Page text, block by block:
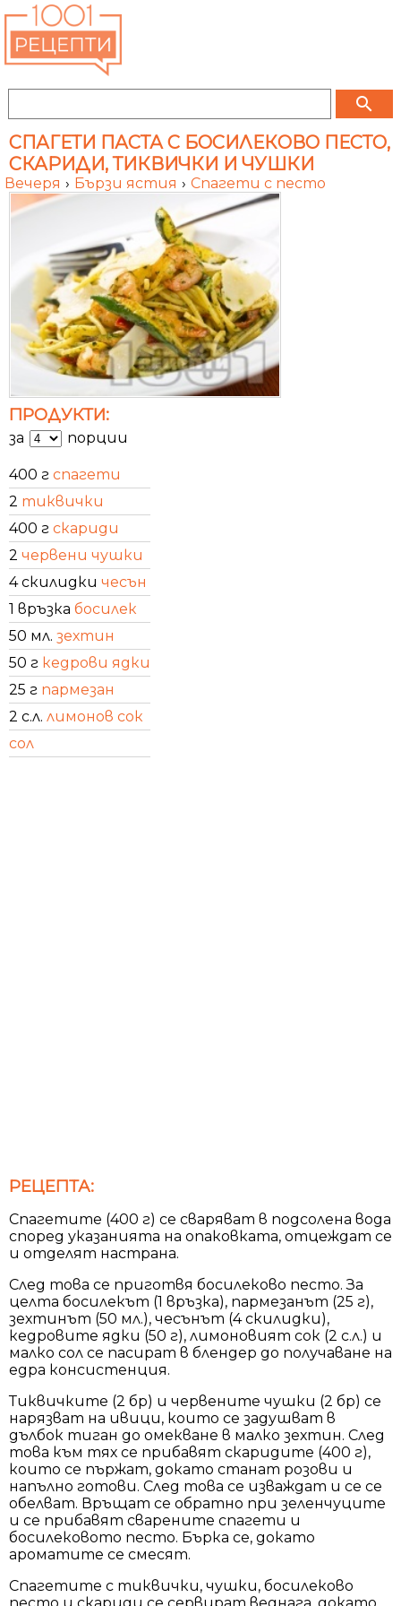
search
СПАГЕТИ ПАСТА С БОСИЛЕКОВО ПЕСТО,
СКАРИДИ, ТИКВИЧКИ И ЧУШКИ
Вечеря › Бързи ястия › Спагети с песто
ПРОДУКТИ:
за порции
400 г спагети
2 тиквички
400 г скариди
2 червени чушки
4 скилидки чесън
1 връзка босилек
50 мл. зехтин
50 г кедрови ядки
25 г пармезан
2 с.л. лимонов сок
сол
РЕЦЕПТА:
Спагетите (400 г) се сваряват в подсолена вода
според указанията на опаковката, отцеждат се
и отделят настрана.
След това се приготвя босилеково песто. За
целта босилекът (1 връзка), пармезанът (25 г),
зехтинът (50 мл.), чесънът (4 скилидки),
кедровите ядки (50 г), лимоновият сок (2 с.л.) и
малко сол се пасират в блендер до получаване на
едра консистенция.
Тиквичките (2 бр) и червените чушки (2 бр) се
нарязват на ивици, които се задушват в
дълбок тиган до омекване в малко зехтин. След
това към тях се прибавят скаридите (400 г),
които се пържат, докато станат розови и
напълно готови. След това се изваждат и се се
обелват. Връщат се обратно при зеленчуците
и се прибавят сварените спагети и
босилековото песто. Бърка се, докато
ароматите се смесят.
Спагетите с тиквички, чушки, босилеково
песто и скариди се сервират веднага, докато